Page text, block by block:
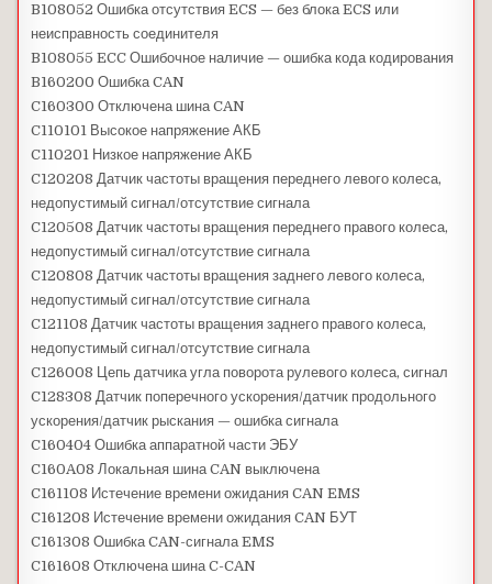
B108052 Ошибка отсутствия ECS — без блока ECS или
неисправность соединителя
B108055 ECC Ошибочное наличие — ошибка кода кодирования
B160200 Ошибка CAN
C160300 Отключена шина CAN
C110101 Высокое напряжение АКБ
C110201 Низкое напряжение АКБ
C120208 Датчик частоты вращения переднего левого колеса,
недопустимый сигнал/отсутствие сигнала
C120508 Датчик частоты вращения переднего правого колеса,
недопустимый сигнал/отсутствие сигнала
C120808 Датчик частоты вращения заднего левого колеса,
недопустимый сигнал/отсутствие сигнала
C121108 Датчик частоты вращения заднего правого колеса,
недопустимый сигнал/отсутствие сигнала
C126008 Цепь датчика угла поворота рулевого колеса, сигнал
C128308 Датчик поперечного ускорения/датчик продольного
ускорения/датчик рыскания — ошибка сигнала
C160404 Ошибка аппаратной части ЭБУ
C160A08 Локальная шина CAN выключена
C161108 Истечение времени ожидания CAN EMS
C161208 Истечение времени ожидания CAN БУТ
C161308 Ошибка CAN-сигнала EMS
C161608 Отключена шина C-CAN